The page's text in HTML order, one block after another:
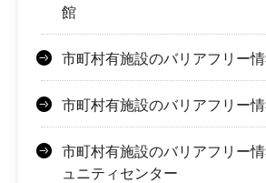
館
市町村有施設のバリアフリー
市町村有施設のバリアフリー
市町村有施設のバリアフリー
ュニティセンター